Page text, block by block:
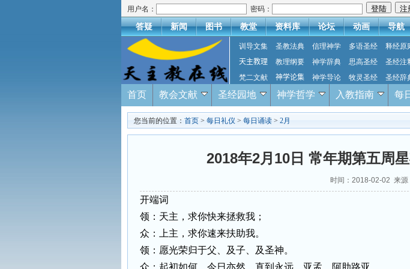
用户名： 密码：
答疑 新闻 图书 教堂 资料库 论坛 动画 导航
训导文集 圣教法典 信理神学 多语圣经 释经原
天主教理
教理纲要 神学辞典 思高圣经 圣经注
梵二文献
神学论集 神学导论 牧灵圣经 圣经辞
首页 教会文献 圣经园地 神学哲学 入教指南 每
您当前的位置： 首页 > 每日礼仪 > 每日诵读 > 2月
2018年2月10日 常年期第五周
时间：2018-02-02 来源
开端词
领：天主，求你快来拯救我；
众：上主，求你速来扶助我。
领：愿光荣归于父、及子、及圣神。
众：起初如何，今日亦然，直到永远。亚孟。阿肋路亚。